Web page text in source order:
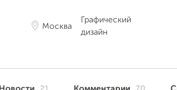
Москва
Графический
дизайн